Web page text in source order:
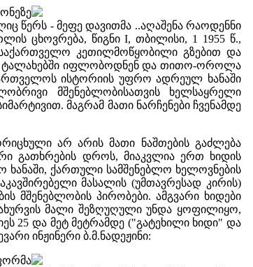
წერს - მეფე დავითმა ..აღაშენა რაოდენნი
ცხოვრება, წიგნი I, თბილისი, 1 1955 წ.,
საქართველო კეთილმოწყობილი გზებით და
ტალახებში იფლობოდნენ და თითო-ოროლა
ისტორიის უფრო ადრეულ ხანაში
მშენებლობისათვის ხელსაყრელი
მაგრამ მათი ნარჩენები ჩვენამდე
არ არის მათი ნაშთების გაძლება
გათხრების დროს, მიაკვლია ერთ ხიდის
ხანაში, ქართული სამშენებლო ხელოვნების
მასალის (უმთავრესად კირის)
მშენებლობის პირობები. ამგვარი ხიდები
მალი შეზღუღული უნდა ყოფილიყო,
25 და მეტ მეტრამდე ("გატეხილი ხიდი" და
ინჟინერი ბ.მ.ნადეჟინი: